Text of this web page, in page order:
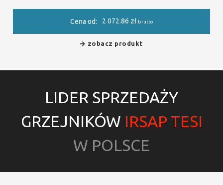
Cena od: 2 072.86 zł brutto
zobacz produkt
LIDER SPRZEDAŻY
GRZEJNIKÓW IRSAP TESI
W POLSCE